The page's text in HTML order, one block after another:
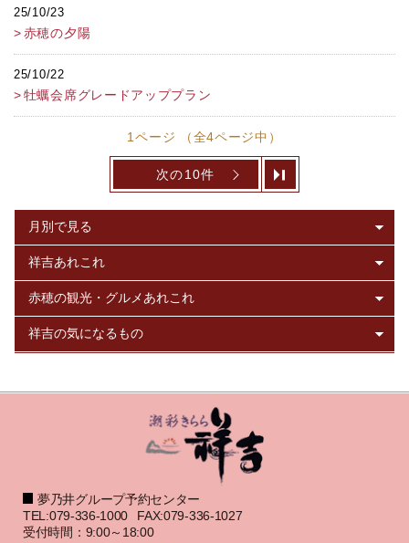
25/10/23
赤穂の夕陽
25/10/22
牡蠣会席グレードアッププラン
1ページ （全4ページ中）
次の10件
夢乃井グループ予約センター
TEL:079-336-1000
FAX:079-336-1027
受付時間：9:00～18:00